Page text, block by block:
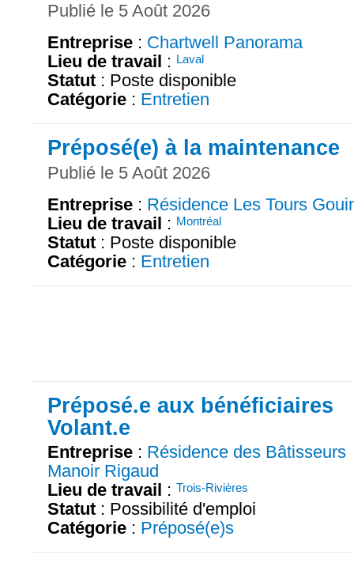
Publié le 5 Août 2026
Entreprise : Chartwell Panorama
Lieu de travail : Laval
Statut : Poste disponible
Catégorie : Entretien
Préposé(e) à la maintenance
Publié le 5 Août 2026
Entreprise : Résidence Les Tours
Lieu de travail : Montréal
Statut : Poste disponible
Catégorie : Entretien
Préposé.e aux bénéficiaires
Volant.e
Entreprise : Résidence des Bâtisseurs
Manoir Rigaud
Lieu de travail : Trois-Rivières
Statut : Possibilité d'emploi
Catégorie : Préposé(e)s